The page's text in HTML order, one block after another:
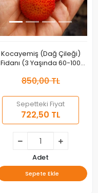
Kocayemiş (Dağ Çileği)
Fidanı (3 Yaşında 60-100
850,00 TL
Sepetteki Fiyat
722,50 TL
Adet
Sepete Ekle